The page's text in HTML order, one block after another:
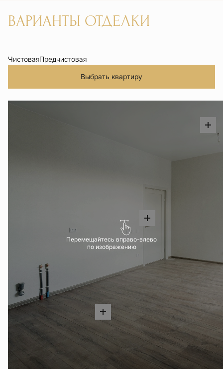
ВАРИАНТЫ ОТДЕЛКИ
ЧистоваяПредчистовая
Выбрать квартиру
Перемещайтесь вправо-влево
по изображению